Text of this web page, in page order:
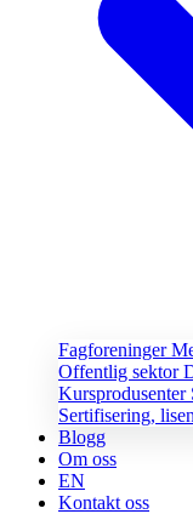
Fagforeninger
Offentlig sektor
Kursprodusenter
Sertifisering,
Blogg
Om oss
EN
Kontakt oss